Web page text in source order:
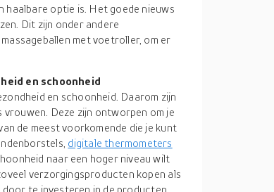
haalbare optie is. Het goede nieuws
Dit zijn onder andere
met voetroller, om er
en schoonheid
en schoonheid. Daarom zijn
Deze zijn ontworpen om je
de meest voorkomende die je kunt
digitale thermometers
naar een hoger niveau wilt
verzorgingsproducten kopen als
te investeren in de producten